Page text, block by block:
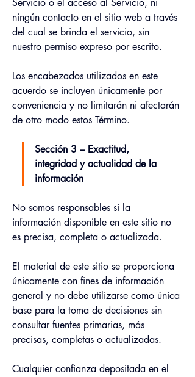
Servicio o el acceso al Servicio, ni
ningún contacto en el sitio web a través
del cual se brinda el servicio, sin
nuestro permiso expreso por escrito.
Los encabezados utilizados en este
acuerdo se incluyen únicamente por
conveniencia y no limitarán ni afectarán
de otro modo estos Término.
Sección 3 – Exactitud,
integridad y actualidad de la
información
No somos responsables si la
información disponible en este sitio no
es precisa, completa o actualizada.
El material de este sitio se proporciona
únicamente con fines de información
general y no debe utilizarse como única
base para la toma de decisiones sin
consultar fuentes primarias, más
precisas, completas o actualizadas.
Cualquier confianza depositada en el